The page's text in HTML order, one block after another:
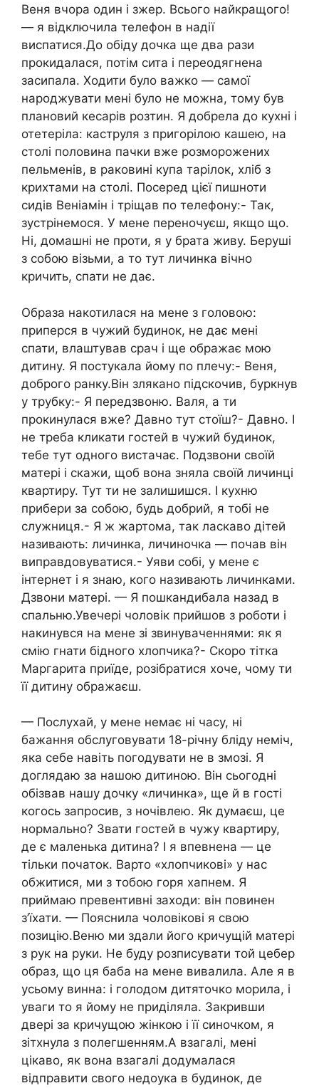
Веня вчора один і зжер. Всього найкращого!
— я відключила телефон в надії
виспатися.До обіду дочка ще два рази
прокидалася, потім сита і переодягнена
засипала. Ходити було важко — самої
народжувати мені було не можна, тому був
плановий кесарів розтин. Я добрела до кухні і
отетеріла: каструля з пригорілою кашею, на
столі половина пачки вже розморожених
пельменів, в раковині купа тарілок, хліб з
крихтами на столі. Посеред цієї пишноти
сидів Веніамін і тріщав по телефону:- Так,
зустрінемося. У мене переночуєш, якщо що.
Ні, домашні не проти, я у брата живу. Беруші
з собою візьми, а то тут личинка вічно
кричить, спати не дає.
Образа накотилася на мене з головою:
приперся в чужий будинок, не дає мені
спати, влаштував срач і ще ображає мою
дитину. Я постукала йому по плечу:- Веня,
доброго ранку.Він злякано підскочив, буркнув
у трубку:- Я передзвоню. Валя, а ти
прокинулася вже? Давно тут стоїш?- Давно. І
не треба кликати гостей в чужий будинок,
тебе тут одного вистачає. Подзвони своїй
матері і скажи, щоб вона зняла своїй личинці
квартиру. Тут ти не залишишся. І кухню
прибери за собою, будь добрий, я тобі не
служниця.- Я ж жартома, так ласкаво дітей
називають: личинка, личиночка — почав він
виправдовуватися.- Уяви собі, у мене є
інтернет і я знаю, кого називають личинками.
Дзвони матері. — Я пошкандибала назад в
спальню.Увечері чоловік прийшов з роботи і
накинувся на мене зі звинуваченнями: як я
смію гнати бідного хлопчика?- Скоро тітка
Маргарита приїде, розібратися хоче, чому ти
її дитину ображаєш.
— Послухай, у мене немає ні часу, ні
бажання обслуговувати 18-річну бліду неміч,
яка себе навіть погодувати не в змозі. Я
доглядаю за нашою дитиною. Він сьогодні
обізвав нашу дочку «личинка», ще й в гості
когось запросив, з ночівлею. Як думаєш, це
нормально? Звати гостей в чужу квартиру,
де є маленька дитина? І я впевнена — це
тільки початок. Варто «хлопчикові» у нас
обжитися, ми з тобою горя хапнем. Я
приймаю превентивні заходи: він повинен
з’їхати. — Пояснила чоловікові я свою
позицію.Веню ми здали його кричущій матері
з рук на руки. Не буду розписувати той цебер
образ, що ця баба на мене вивалила. Але я в
усьому винна: і голодом дитяточко морила, і
уваги то я йому не приділяла. Закривши
двері за кричущою жінкою і її синочком, я
зітхнула з полегшенням.А взагалі, мені
цікаво, як вона взагалі додумалася
відправити свого недоука в будинок, де